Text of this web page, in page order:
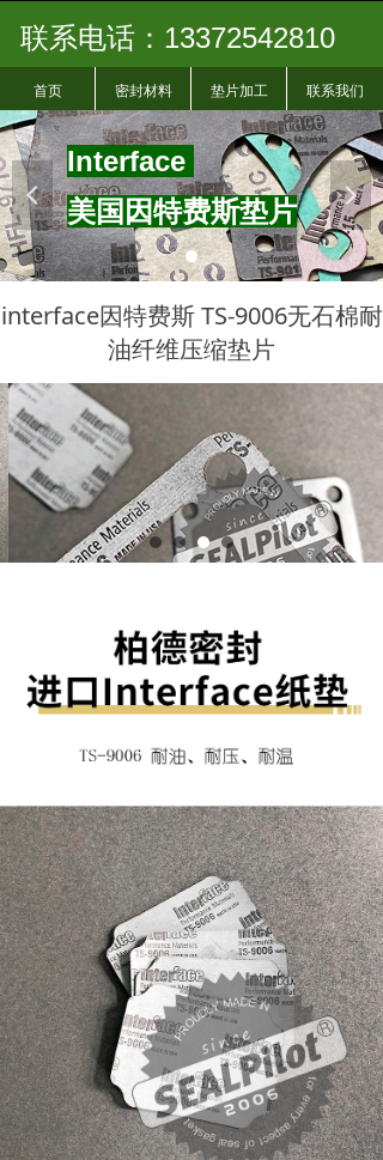
首页 密封材料 垫片加工 联系我们
联系电话：13372542810
Interface
美国因特费斯垫片
넳 넲
interface因特费斯 TS-9006无石棉耐
油纤维压缩垫片